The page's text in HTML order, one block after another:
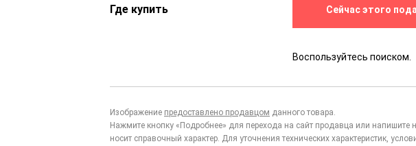
Где купить Сейчас этого
Воспользуйтесь поиском.
Изображение предоставлено продавцом данного товара.
Нажмите кнопку «Подробнее» для перехода на сайт продавца или напишите
носит справочный характер. Для уточнения технических характеристик,